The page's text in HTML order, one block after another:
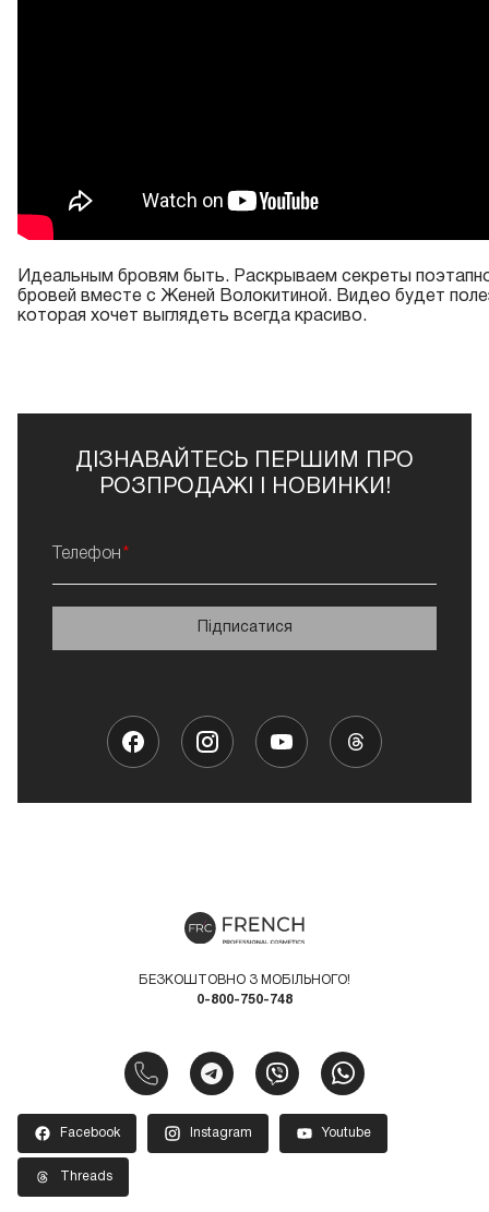
Идеальным бровям быть. Раскрываем секреты
бровей вместе с Женей Волокитиной. Видео будет
которая хочет выглядеть всегда красиво.
ДІЗНАВАЙТЕСЬ ПЕРШИМ ПРО
РОЗПРОДАЖІ І НОВИНКИ!
Телефон
Підписатися
БЕЗКОШТОВНО З МОБІЛЬНОГО!
0-800-750-748
Facebook Instagram Youtube
Threads